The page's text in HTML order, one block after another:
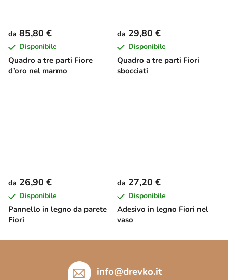
Quadro a tre parti Fiore
d’oro nel marmo
da 85,80 €
Disponibile
Quadro a tre parti Fiori
sbocciati
da 29,80 €
Disponibile
Pannello in legno da parete
Fiori
da 26,90 €
Disponibile
Adesivo in legno Fiori nel
vaso
da 27,20 €
Disponibile
info@drevko.it